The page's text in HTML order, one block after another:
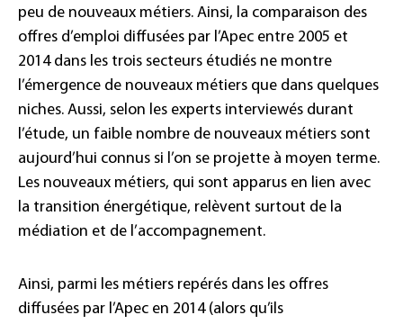
peu de nouveaux métiers. Ainsi, la comparaison des
offres d’emploi diffusées par l’Apec entre 2005 et
2014 dans les trois secteurs étudiés ne montre
l’émergence de nouveaux métiers que dans quelques
niches. Aussi, selon les experts interviewés durant
l’étude, un faible nombre de nouveaux métiers sont
aujourd’hui connus si l’on se projette à moyen terme.
Les nouveaux métiers, qui sont apparus en lien avec
la transition énergétique, relèvent surtout de la
médiation et de l’accompagnement.
Ainsi, parmi les métiers repérés dans les offres
diffusées par l’Apec en 2014 (alors qu’ils